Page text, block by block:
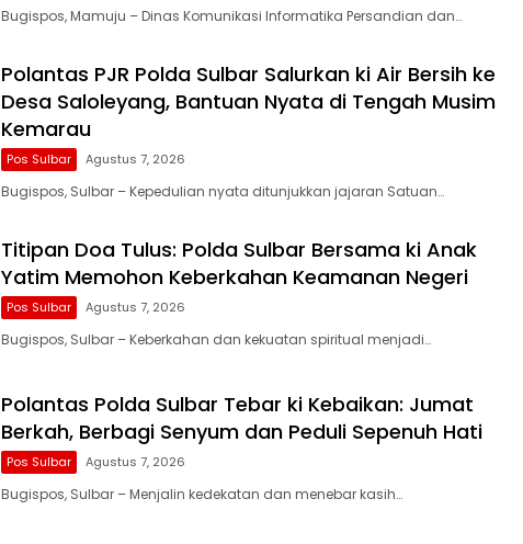
Bugispos, Mamuju – Dinas Komunikasi Informatika Persandian dan…
Polantas PJR Polda Sulbar Salurkan ki Air Bersih ke
Desa Saloleyang, Bantuan Nyata di Tengah Musim
Kemarau
Pos Sulbar Agustus 7, 2026
Bugispos, Sulbar – Kepedulian nyata ditunjukkan jajaran Satuan…
Titipan Doa Tulus: Polda Sulbar Bersama ki Anak
Yatim Memohon Keberkahan Keamanan Negeri
Pos Sulbar Agustus 7, 2026
Bugispos, Sulbar – Keberkahan dan kekuatan spiritual menjadi…
Polantas Polda Sulbar Tebar ki Kebaikan: Jumat
Berkah, Berbagi Senyum dan Peduli Sepenuh Hati
Pos Sulbar Agustus 7, 2026
Bugispos, Sulbar – Menjalin kedekatan dan menebar kasih…